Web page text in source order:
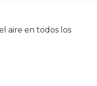
aire en todos los